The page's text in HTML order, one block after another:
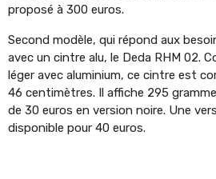
proposé à 300 euros.
Second modèle, qui répond aux
avec un cintre alu, le Deda RHM 02.
léger avec aluminium, ce cintre est
46 centimètres. Il affiche 295
de 30 euros en version noire. Une
disponible pour 40 euros.